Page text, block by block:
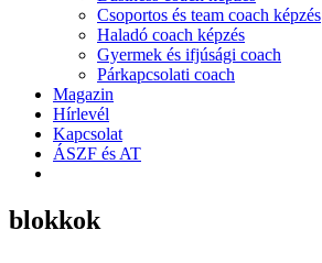
Csoportos és team coach képzés
Haladó coach képzés
Gyermek és ifjúsági coach
Párkapcsolati coach
Magazin
Hírlevél
Kapcsolat
ÁSZF és AT
blokkok